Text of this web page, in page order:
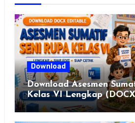
Download
Download Asesmen
Kelas VI Lengkap